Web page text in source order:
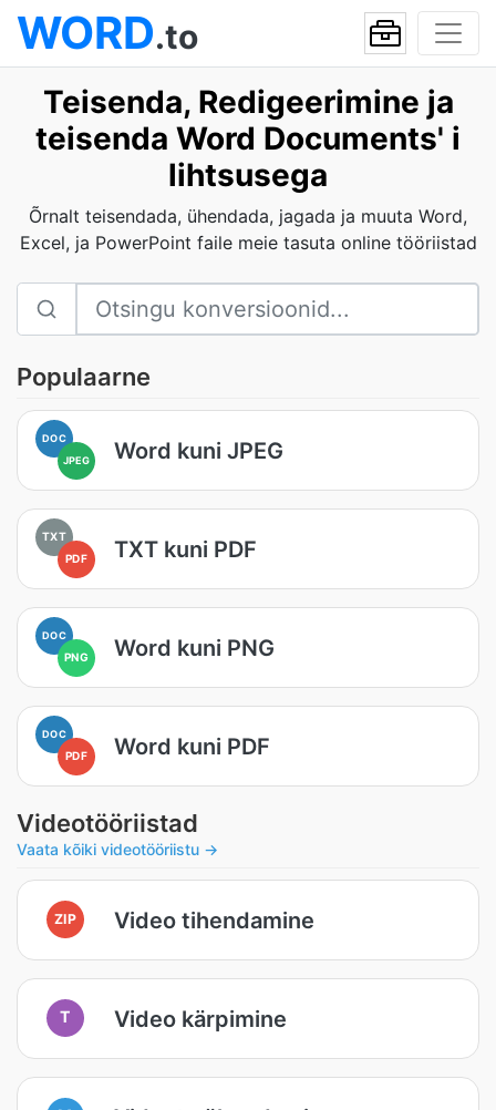
WORD.to
Teisenda, Redigeerimine ja
teisenda Word Documents' i
lihtsusega
Õrnalt teisendada, ühendada, jagada ja muuta Word,
Excel, ja PowerPoint faile meie tasuta online tööriistad
Populaarne
DOC
JPEG
Word kuni JPEG
TXT
PDF
TXT kuni PDF
DOC
PNG Word kuni PNG
DOC
PDF Word kuni PDF
Videotööriistad
Vaata kõiki videotööriistu →
ZIP Video tihendamine
T Video kärpimine